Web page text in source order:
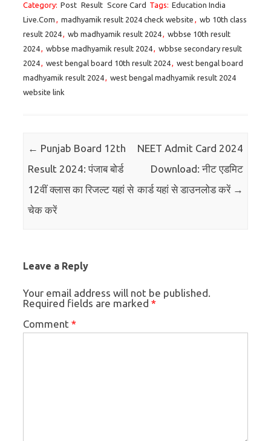
Category: Post Result Score Card Tags: Education India
Live.Com , madhyamik result 2024 check website , wb 10th class
result 2024, wb madhyamik result 2024, wbbse 10th result
2024, wbbse madhyamik result 2024, wbbse secondary result
2024, west bengal board 10th result 2024, west bengal board
madhyamik result 2024, west bengal madhyamik result 2024
website link
Post navigation
← Punjab Board 12th
Result 2024: पंजाब बोर्ड
12वीं क्लास का रिजल्ट यहां से
चेक करें
NEET Admit Card 2024
Download: नीट एडमिट
कार्ड यहां से डाउनलोड करें →
Leave a Reply
Your email address will not be published.
Required fields are marked *
Comment *